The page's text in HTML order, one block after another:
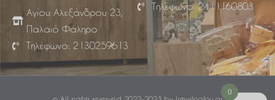
Αγίου Αλεξάνδρου 23,
Παλαιό Φάληρο
Τηλέφωνο: 2130259613
Τηλέφωνο: 2111160803
0